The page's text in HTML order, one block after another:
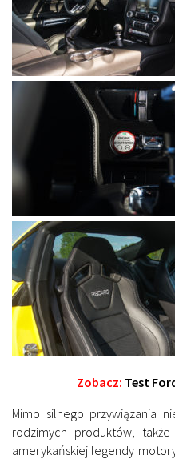
Zobacz: Test
Mimo silnego przywiązania
rodzimych produktów,
amerykańskiej legendy